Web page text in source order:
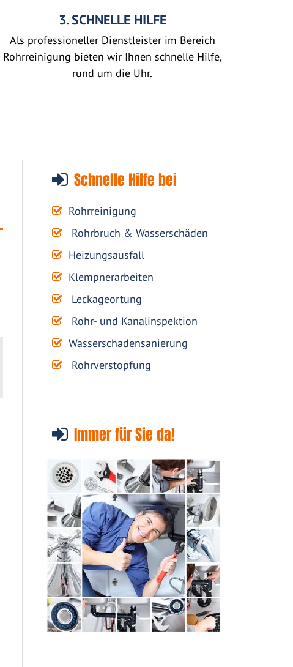
3. SCHNELLE HILFE
Als professioneller Dienstleister im Bereich
Rohrreinigung bieten wir Ihnen schnelle Hilfe,
rund um die Uhr.
Schnelle Hilfe bei
Rohrreinigung
Rohrbruch & Wasserschäden
Heizungsausfall
Klempnerarbeiten
Leckageortung
Rohr- und Kanalinspektion
Wasserschadensanierung
Rohrverstopfung
Immer für Sie da!